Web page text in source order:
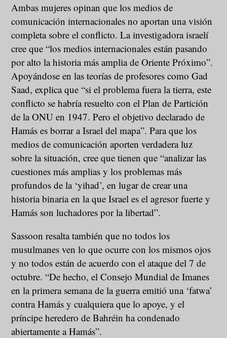
Ambas mujeres opinan que los medios de
comunicación internacionales no aportan una visión
completa sobre el conflicto. La investigadora israelí
cree que “los medios internacionales están pasando
por alto la historia más amplia de Oriente Próximo”.
Apoyándose en las teorías de profesores como Gad
Saad, explica que “si el problema fuera la tierra, este
conflicto se habría resuelto con el Plan de Partición
de la ONU en 1947. Pero el objetivo declarado de
Hamás es borrar a Israel del mapa”. Para que los
medios de comunicación aporten verdadera luz
sobre la situación, cree que tienen que “analizar las
cuestiones más amplias y los problemas más
profundos de la ‘yihad’, en lugar de crear una
historia binaria en la que Israel es el agresor fuerte y
Hamás son luchadores por la libertad”.
Sassoon resalta también que no todos los
musulmanes ven lo que ocurre con los mismos ojos
y no todos están de acuerdo con el ataque del 7 de
octubre. “De hecho, el Consejo Mundial de Imanes
en la primera semana de la guerra emitió una ‘fatwa’
contra Hamás y cualquiera que lo apoye, y el
príncipe heredero de Bahréin ha condenado
abiertamente a Hamás”.